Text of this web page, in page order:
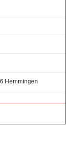
Hemmingen